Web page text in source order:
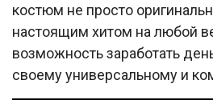
костюм не просто
настоящим хитом на любой
возможность заработать
своему универсальному и